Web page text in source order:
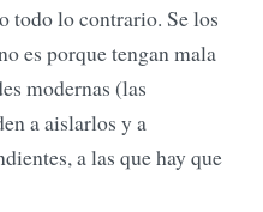
todo lo contrario. Se los
es porque tengan mala
modernas (las
a aislarlos y a
a las que hay que